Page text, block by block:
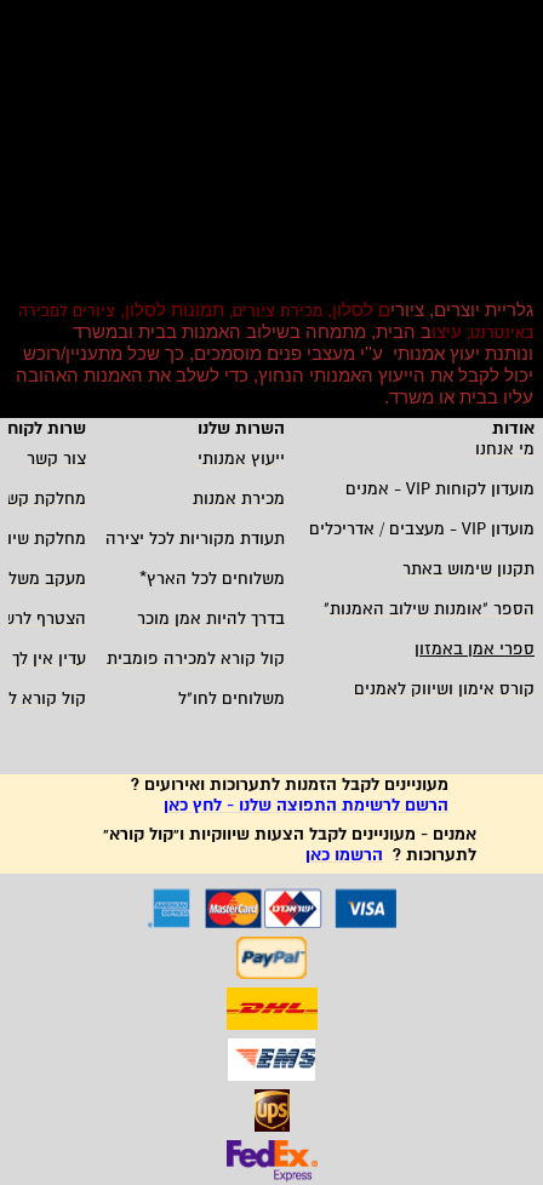
גלריית יוצרים, ציורים לסלון, מכירת ציורים, תמונות לסלון, ציורים למכירה
באינטרנט, עיצוב הבית, מתמחה בשילוב האמנות בבית ובמשרד
ונותנת יעוץ אמנותי ע''י מעצבי פנים מוסמכים, כך שכל מתעניין/רוכש
יכול לקבל את הייעוץ האמנותי הנחוץ, כדי לשלב את האמנות האהובה
עליו בבית או משרד.
אודות
השרות שלנו
שרות
מי אנחנו
ייעוץ אמנותי
צור קשר
מועדון לקוחותVIP - אמנים מכירת אמנות
מחלקת
מועדון
מעצבים / אדריכלים תעודת מקוריות לכל יצירה
מחלקת
תקנון שימוש באתר
משלוחים לכל הארץ*
מעקב
הספר "אומנות שילוב האמנות" בדרך להיות אמן מוכר
הצטרף
ספרי אמן באמזון
קול קורא למכירה פומבית
עדין אין לך
קורס אימון ושיווק לאמנים
משלוחים לחו"ל קול קורא
מעוניינים לקבל הזמנות לתערוכות ואירועים ?
הרשם לרשימת התפוצה שלנו - לחץ כאן
אמנים - מעוניינים לקבל הצעות שיווקיות ו"קול קורא"
לתערוכות ? הרשמו כאן